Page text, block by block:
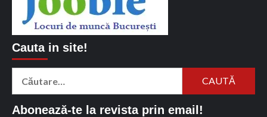
Cauta in site!
Abonează-te la revista prin email!